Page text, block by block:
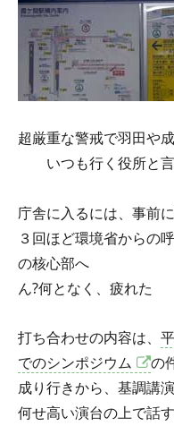
超厳重な警戒で羽田や
いつも行く役所と言
庁舎に入るには、事前
３回ほど環境省からの
の核心部へ
ん?何となく、疲れた
打ち合わせの内容は、
でのシンポジウム
の
成り行きから、基調講
何せ高い演台の上で話